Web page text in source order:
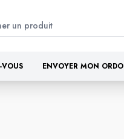
VOUS ENVOYER MON ORDO